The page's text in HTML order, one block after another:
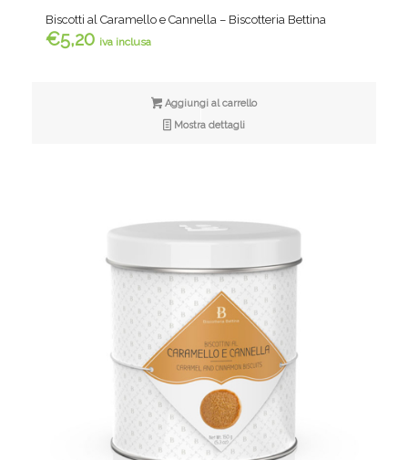
Biscotti al Caramello e Cannella – Biscotteria Bettina
€5,20 iva inclusa
Aggiungi al carrello
Mostra dettagli